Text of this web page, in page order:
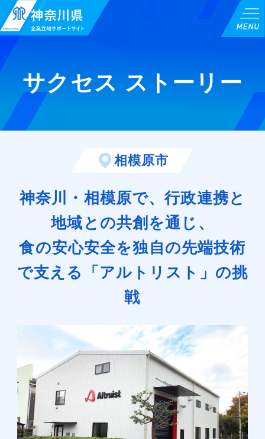
サクセス ストーリー
相模原市
神奈川・相模原で、行政連携と
地域との共創を通じ、
食の安心安全を独自の先端技術
で支える「アルトリスト」の挑
戦